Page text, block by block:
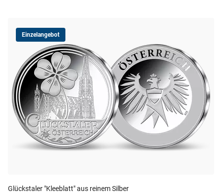
Einzelangebot
Glückstaler "Kleeblatt" aus reinem Silber